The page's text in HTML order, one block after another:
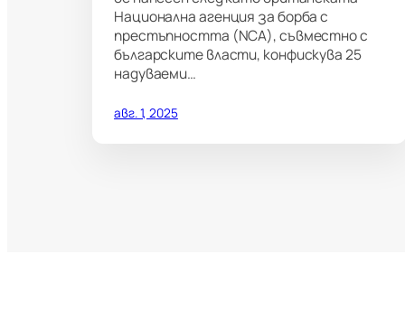
Национална агенция за борба с
престъпността (NCA), съвместно с
българските власти, конфискува 25
надуваеми…
авг. 1, 2025